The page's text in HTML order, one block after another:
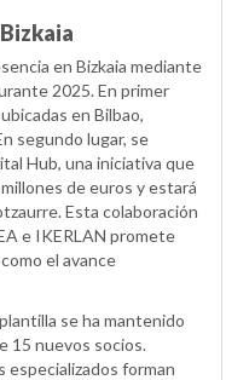
en Bizkaia mediante
2025. En primer
en Bilbao,
segundo lugar, se
Hub, una iniciativa que
de euros y estará
Esta colaboración
e IKERLAN promete
el avance
se ha mantenido
15 nuevos socios.
forman